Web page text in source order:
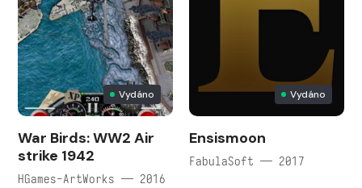
Vydáno
War Birds: WW2 Air
strike 1942
HGames-ArtWorks — 2016
Vydáno
Ensismoon
FabulaSoft — 2017